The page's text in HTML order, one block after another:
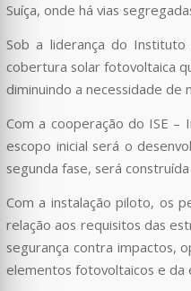
Suíça, onde há vias
Sob a liderança do
cobertura solar fotovoltaica
diminuindo a necessidade de
Com a cooperação do ISE –
escopo inicial será o
segunda fase, será
Com a instalação piloto, os
relação aos requisitos das
segurança contra impactos,
elementos fotovoltaicos e da